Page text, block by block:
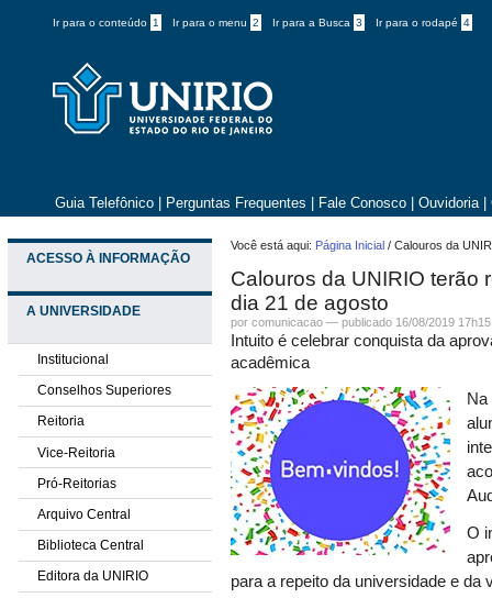
Ir para o conteúdo 1 Ir para o menu 2 Ir para a Busca 3 Ir para o rodapé 4
Guia Telefônico Perguntas Frequentes Fale Conosco Ouvidoria
ACESSO À INFORMAÇÃO
A UNIVERSIDADE
Institucional
Conselhos Superiores
Reitoria
Vice-Reitoria
Pró-Reitorias
Arquivo Central
Biblioteca Central
Editora da UNIRIO
Você está aqui: Página Inicial /Calouros da
Calouros da UNIRIO terão
dia 21 de agosto
por comunicacao —publicado 16/08/2019
Intuito é celebrar conquista da
acadêmica
O
para a repeito da universidade e da